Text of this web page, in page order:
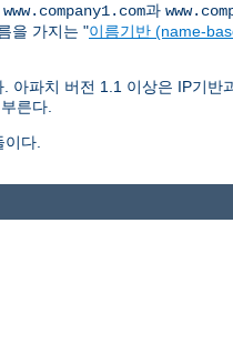
www.company1.com과
을 가지는 "이름기반 (name-
파치 버전 1.1 이상은 IP기
른다.
이다.